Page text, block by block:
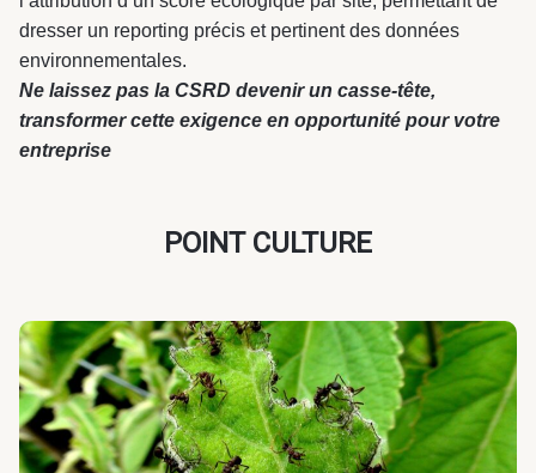
dresser un reporting précis et pertinent des données
environnementales.
Ne laissez pas la CSRD devenir un casse-tête,
transformer cette exigence en opportunité pour votre
entreprise
POINT CULTURE